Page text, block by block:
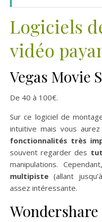
Logiciels
vidéo
Vegas Movie
De 40 à 100€.
Sur ce logiciel de
intuitive mais vous
fonctionnalités très
souvent regarder des
manipulations.
multipiste (allant
assez intéressante.